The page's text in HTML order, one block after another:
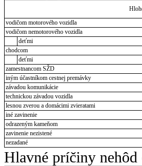
vodičom motorového vozidla
vodičom nemotorového vozidla
deťmi
chodcom
deťmi
zamestnancom SŽD
iným účastníkom cestnej premávky
závadou komunikácie
technickou závadou vozidla
lesnou zverou a domácimi zvieratami
iné zavinenie
odrazeným kameňom
zavinenie nezistené
nezadané
Hlavné príčiny